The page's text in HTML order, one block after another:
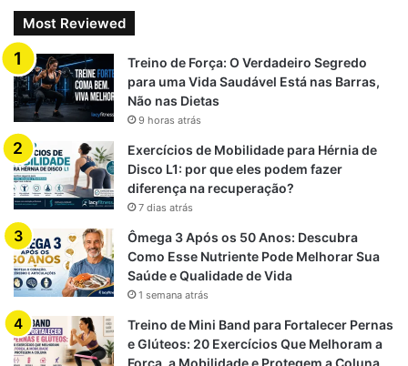
Most Reviewed
Treino de Força: O Verdadeiro Segredo
para uma Vida Saudável Está nas Barras,
Não nas Dietas
9 horas atrás
Exercícios de Mobilidade para Hérnia de
Disco L1: por que eles podem fazer
diferença na recuperação?
7 dias atrás
Ômega 3 Após os 50 Anos: Descubra
Como Esse Nutriente Pode Melhorar Sua
Saúde e Qualidade de Vida
1 semana atrás
Treino de Mini Band para Fortalecer Pernas
e Glúteos: 20 Exercícios Que Melhoram a